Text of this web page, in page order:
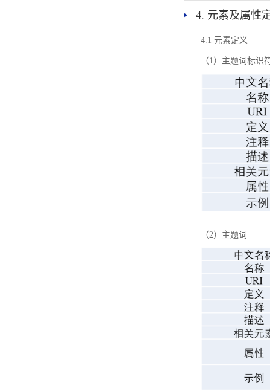
4. 元素及属性
4.1 元素定义
（1）主题词标识
（2）主题词